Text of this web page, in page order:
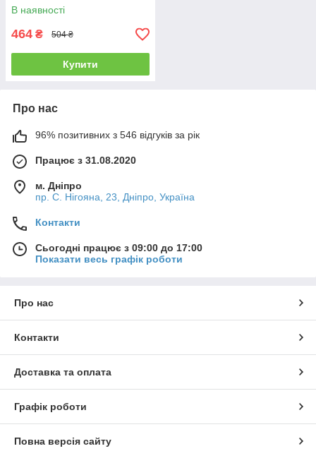
В наявності
464 ₴ 504 ₴
Купити
Про нас
96% позитивних з 546 відгуків за рік
Працює з 31.08.2020
м. Дніпро
пр. С. Нігояна, 23, Дніпро, Україна
Контакти
Сьогодні працює з 09:00 до 17:00
Показати весь графік роботи
Про нас
Контакти
Доставка та оплата
Графік роботи
Повна версія сайту